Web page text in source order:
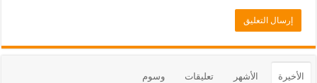
الأخيرة الأشهر تعليقات وسوم